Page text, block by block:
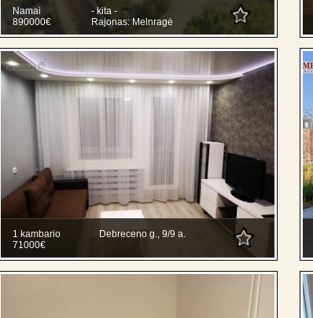
Namai
- kita -
890000€
Rajonas: Melnragė
1 kambario
Debreceno g., 9/9 a.
71000€